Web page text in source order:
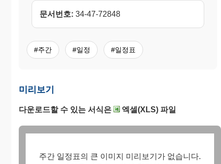
문서번호: 34-47-72848
#주간 #일정 #일정표
미리보기
다운로드할 수 있는 서식은 엑셀(XLS) 파일
주간 일정표의 큰 이미지 미리보기가 없습니다.